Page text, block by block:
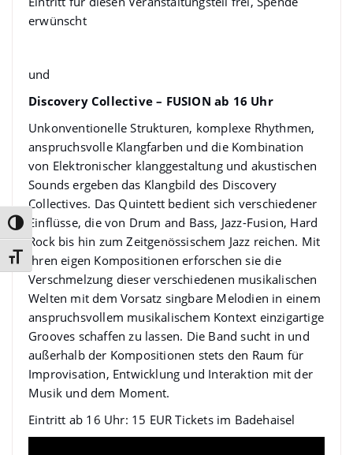
Umschalten auf hohe Kontraste
Schrift vergrößern
erwünscht
und
Discovery Collective – FUSION ab 16 Uhr
Unkonventionelle Strukturen, komplexe Rhythmen,
anspruchsvolle Klangfarben und die Kombination
von Elektronischer klanggestaltung und akustischen
Sounds ergeben das Klangbild des Discovery
Collectives. Das Quintett bedient sich verschiedener
Einflüsse, die von Drum and Bass, Jazz-Fusion, Hard
Rock bis hin zum Zeitgenössischem Jazz reichen. Mit
ihren eigen Kompositionen erforschen sie die
Verschmelzung dieser verschiedenen musikalischen
Welten mit dem Vorsatz singbare Melodien in einem
anspruchsvollem musikalischem Kontext einzigartige
Grooves schaffen zu lassen. Die Band sucht in und
außerhalb der Kompositionen stets den Raum für
Improvisation, Entwicklung und Interaktion mit der
Musik und dem Moment.
Eintritt ab 16 Uhr: 15 EUR Tickets im Badehaisel